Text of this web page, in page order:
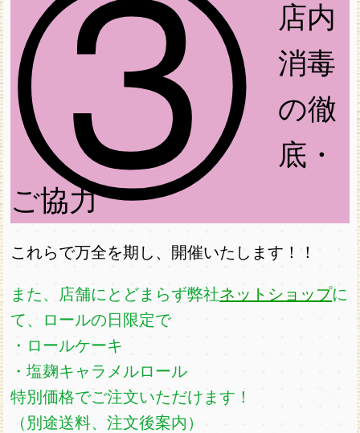
③
店内
消毒
の徹
底・
ご協力
これらで万全を期し、開催いたします！！
また、店舗にとどまらず弊社ネットショップに
て、ロールの日限定で
・ロールケーキ
・塩麹キャラメルロール
特別価格でご注文いただけます！
（別途送料、注文後案内）